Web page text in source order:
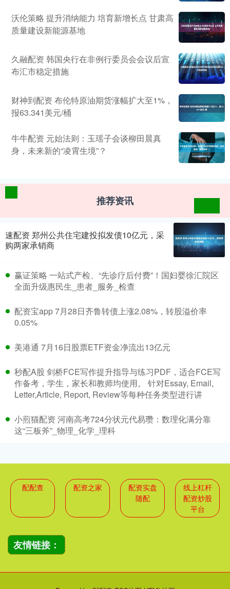
沃伦策略 提升消纳能力 培育新增长点 甘肃高
质量建设新能源基地
久融配资 韩国央行在非例行委员会会议后宣
布汇市稳定措施
财神到配资 布伦特原油期货涨幅扩大至1%，
报63.341美元/桶
牛牛配资 元始法则：玉瑶子会谈柳田晨真
身，未来新的“凌霄生境”？
推荐资讯
速配资 郑州公共住宅建投拟发债10亿元，采
购两家承销商
赢证策略 一站式产检、“先诊疗后付费”！国妇婴徐汇院区
全面升级惠民生_患者_服务_检查
配资宝app 7月28日齐鲁转债上涨2.08%，转股溢价率
0.05%
美港通 7月16日股票ETF资金净流出13亿元
秒配A股 剑桥FCE写作提升指导与练习PDF，适合FCE写
作备考，学生，家长和教师均使用。 针对Essay, Email,
Letter,Article, Report, Review等每种任务类型进行讲
小煎猫配资 河南高考724分状元代易瓒：数理化满分靠
这“三板斧”_物理_化学_理科
配配查 配资之家
配资实盘
随配
线上杠杆
配资炒股
平台
友情链接：